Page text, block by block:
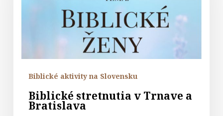
Biblické aktivity na Slovensku
Biblické stretnutia v Trnave a
Bratislava